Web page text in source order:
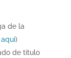
de la
)
de título